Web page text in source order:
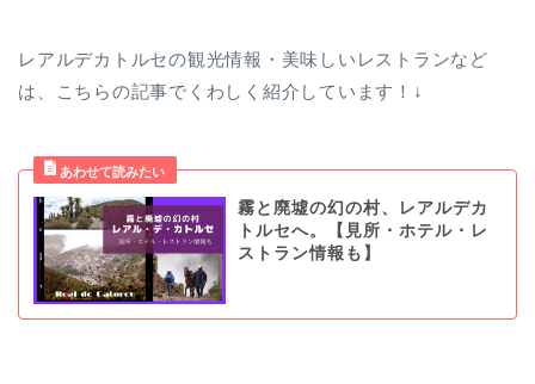
レアルデカトルセの観光情報・美味しいレストランなど
は、こちらの記事でくわしく紹介しています！↓
霧と廃墟の幻の村、レアルデカ
トルセへ。【見所・ホテル・レ
ストラン情報も】